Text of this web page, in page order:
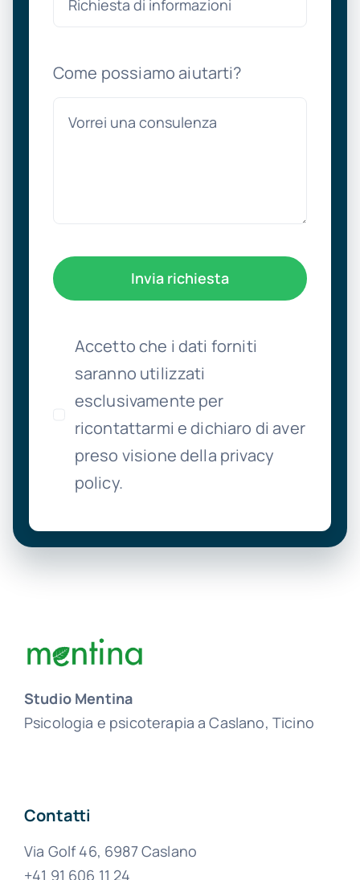
Come possiamo aiutarti?
Invia richiesta
Accetto che i dati forniti
saranno utilizzati
esclusivamente per
ricontattarmi e dichiaro di aver
preso visione della privacy
policy.
Studio Mentina
Psicologia e psicoterapia a Caslano, Ticino
Contatti
Via Golf 46, 6987 Caslano
+41 91 606 11 24